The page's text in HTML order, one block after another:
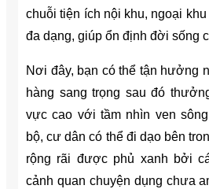
chuỗi tiện ích nội khu, ngoại
đa dạng, giúp ổn định đời sống
Nơi đây, bạn có thể tận hưởng
hàng sang trọng sau đó
vực cao với tầm nhìn ven
bộ, cư dân có thể đi dạo bên
rộng rãi được phủ xanh bởi
cảnh quan chuyện dụng chưa